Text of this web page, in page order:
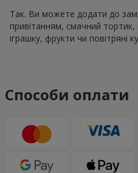
Так. Ви можете додати до
привітанням, смачний тортик,
іграшку, фрукти чи повітряні
Способи оплати